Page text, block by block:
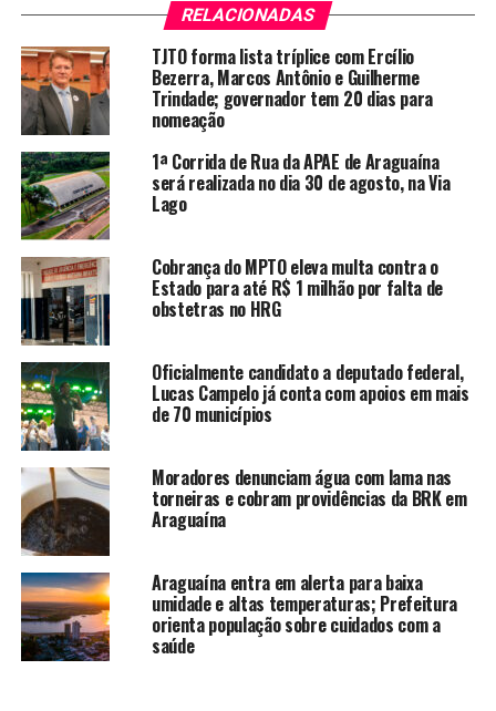
RELACIONADAS
TJTO forma lista tríplice com Ercílio
Bezerra, Marcos Antônio e Guilherme
Trindade; governador tem 20 dias para
nomeação
1ª Corrida de Rua da APAE de Araguaína
será realizada no dia 30 de agosto, na Via
Lago
Cobrança do MPTO eleva multa contra o
Estado para até R$ 1 milhão por falta de
obstetras no HRG
Oficialmente candidato a deputado federal,
Lucas Campelo já conta com apoios em mais
de 70 municípios
Moradores denunciam água com lama nas
torneiras e cobram providências da BRK em
Araguaína
Araguaína entra em alerta para baixa
umidade e altas temperaturas; Prefeitura
orienta população sobre cuidados com a
saúde